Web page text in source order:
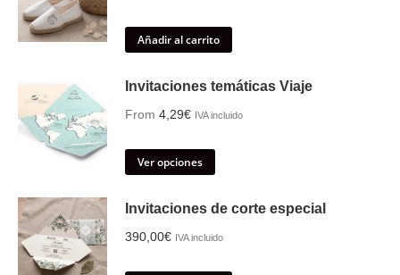
Añadir al carrito
Invitaciones temáticas Viaje
From 4,29€ IVA incluido
Ver opciones
Invitaciones de corte especial
390,00€ IVA incluido